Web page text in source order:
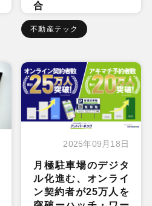
合
不動産テック
2025年09月18日
月極駐車場のデジタ
ル化進む、オンライ
ン契約者が25万人を